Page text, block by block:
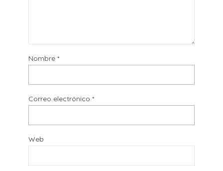
Nombre *
Correo electrónico *
Web